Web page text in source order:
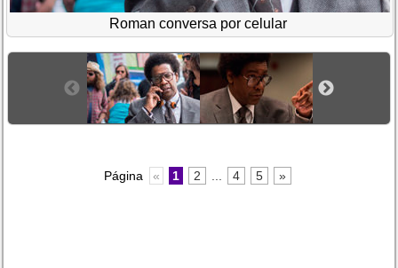
Roman conversa por celular
Página « 1 2 4 5 »